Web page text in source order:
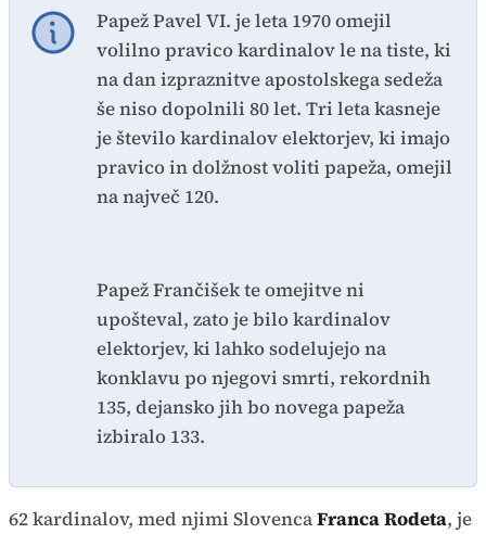
Papež Pavel VI. je leta 1970 omejil
volilno pravico kardinalov le na tiste, ki
na dan izpraznitve apostolskega sedeža
še niso dopolnili 80 let. Tri leta kasneje
je število kardinalov elektorjev, ki imajo
pravico in dolžnost voliti papeža, omejil
na največ 120.
Papež Frančišek te omejitve ni
upošteval, zato je bilo kardinalov
elektorjev, ki lahko sodelujejo na
konklavu po njegovi smrti, rekordnih
135, dejansko jih bo novega papeža
izbiralo 133.
62 kardinalov, med njimi SlovencaFranca Rodeta, je